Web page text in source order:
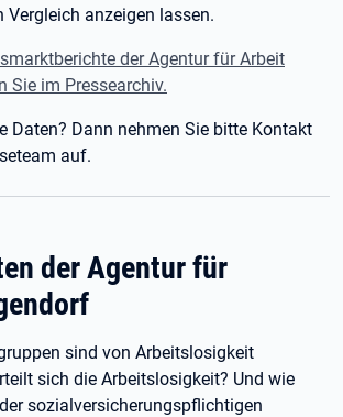
Vergleich anzeigen lassen.
der Agentur für Arbeit
Sie im Pressearchiv.
Daten? Dann nehmen Sie bitte Kontakt
auf.
der Agentur für
sind von Arbeitslosigkeit
sich die Arbeitslosigkeit? Und wie
sozialversicherungspflichtigen